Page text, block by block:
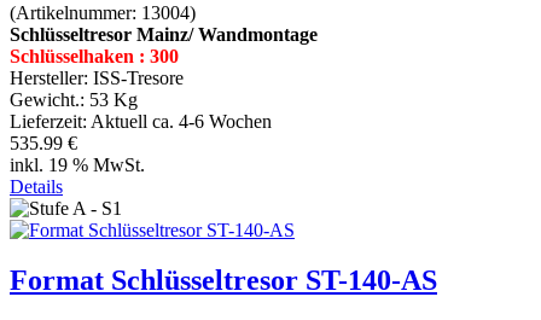
(Artikelnummer: 13004)
Schlüsseltresor Mainz/ Wandmontage
Schlüsselhaken : 300
Hersteller: ISS-Tresore
Gewicht.: 53 Kg
Lieferzeit: Aktuell ca. 4-6 Wochen
535.99 €
inkl. 19 % MwSt.
Details
Format Schlüsseltresor ST-140-AS